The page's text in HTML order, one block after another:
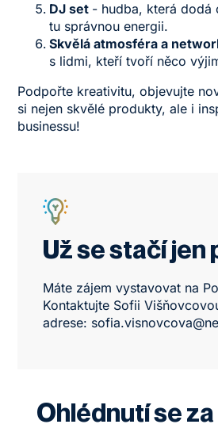
DJ set - hudba, která dodá
tu správnou energii.
Skvělá atmosféra a
s lidmi, kteří tvoří něco
Podpořte kreativitu, objevujte
si nejen skvělé produkty, ale i
businessu!
Už se stačí jen
Máte zájem vystavovat na
Kontaktujte Sofii
adrese:
Ohlédnutí se za